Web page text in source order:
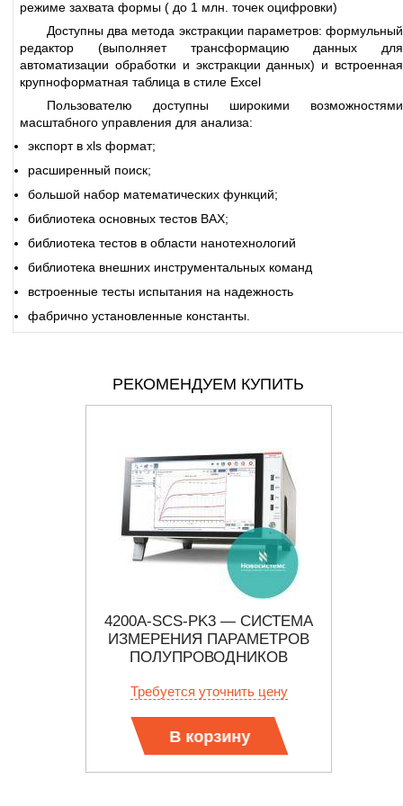
режиме захвата формы ( до 1 млн. точек оцифровки)
Доступны два метода экстракции параметров: формульный
редактор (выполняет трансформацию данных для
автоматизации обработки и экстракции данных) и встроенная
крупноформатная таблица в стиле Excel
Пользователю доступны широкими возможностями
масштабного управления для анализа:
экспорт в xls формат;
расширенный поиск;
большой набор математических функций;
библиотека основных тестов ВАХ;
библиотека тестов в области нанотехнологий
библиотека внешних инструментальных команд
встроенные тесты испытания на надежность
фабрично установленные константы.
РЕКОМЕНДУЕМ КУПИТЬ
4200A-SCS-PK3 — СИСТЕМА
ИЗМЕРЕНИЯ ПАРАМЕТРОВ
ПОЛУПРОВОДНИКОВ
ВАХ И CV-МЕТРИИ МОЩНЫХ
Требуется уточнить цену
В корзину